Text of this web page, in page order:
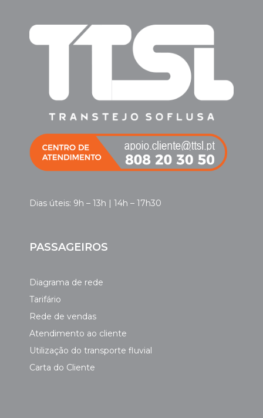
Dias úteis: 9h – 13h | 14h – 17h30
PASSAGEIROS
Diagrama de rede
Tarifário
Rede de vendas
Atendimento ao cliente
Utilização do transporte fluvial
Carta do Cliente